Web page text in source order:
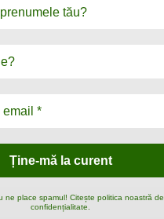
ne place spamul! Citește politica noastră de
confidențialitate.